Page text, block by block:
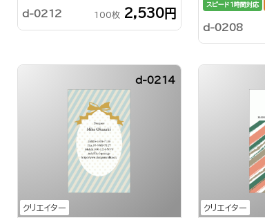
d-0212 100枚 2,530円
スピード1時間対応
d-0208
クリエイター
d-0214
クリエイター